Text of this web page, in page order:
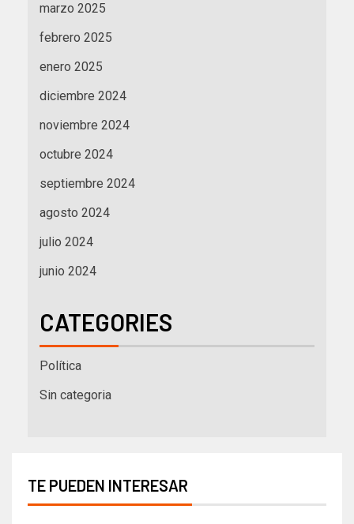
marzo 2025
febrero 2025
enero 2025
diciembre 2024
noviembre 2024
octubre 2024
septiembre 2024
agosto 2024
julio 2024
junio 2024
CATEGORIES
Política
Sin categoria
TE PUEDEN INTERESAR